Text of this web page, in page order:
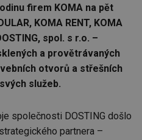
firem KOMA na pět
KOMA RENT, KOMA
spol. s r.o. –
a provětrávaných
otvorů a střešních
služeb.
společnosti DOSTING došlo
partnera –